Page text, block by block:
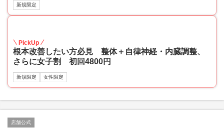
新規限定
PickUp
根本改善したい方必見 整体＋自律神経・内臓調整、
さらに女子割 初回4800円
新規限定 女性限定
店舗公式